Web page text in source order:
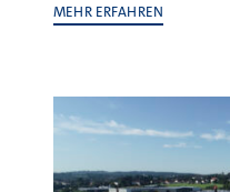
MEHR ERFAHREN